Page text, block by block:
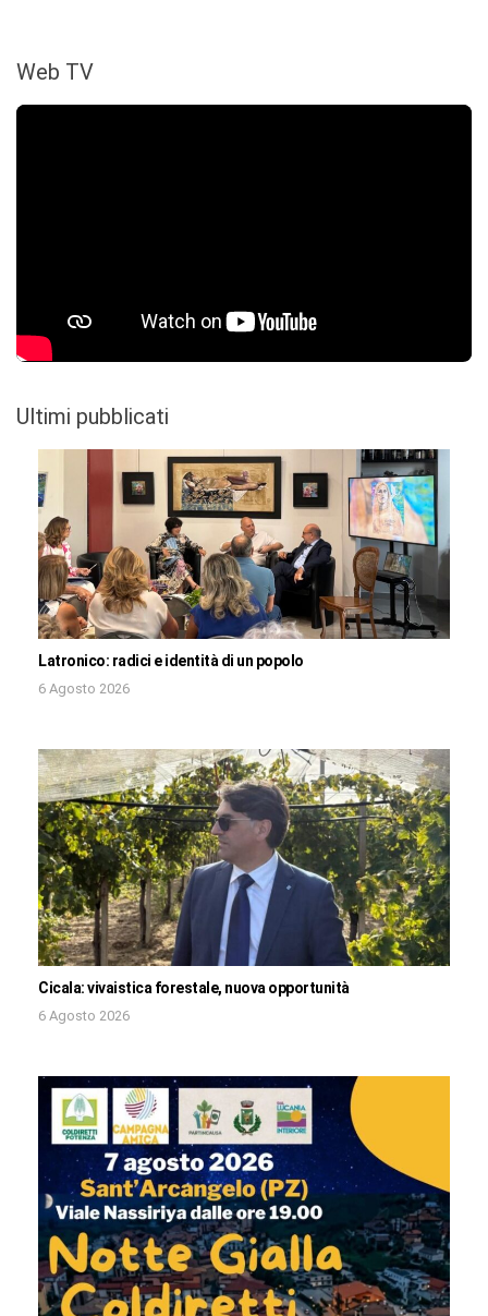
Web TV
Ultimi pubblicati
Latronico: radici e identità di un popolo
6 Agosto 2026
Cicala: vivaistica forestale, nuova opportunità
6 Agosto 2026